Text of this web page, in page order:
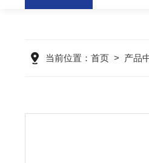
当前位置： 首页> 产品